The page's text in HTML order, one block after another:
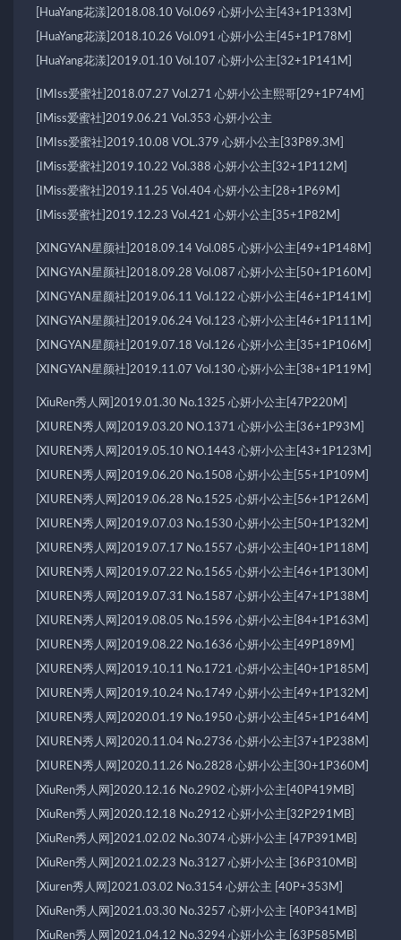
[HuaYang花漾]2018.08.10 Vol.069 心妍小公主[43+1P133M]
[HuaYang花漾]2018.10.26 Vol.091 心妍小公主[45+1P178M]
[HuaYang花漾]2019.01.10 Vol.107 心妍小公主[32+1P141M]
[IMIss爱蜜社]2018.07.27 Vol.271 心妍小公主熙哥[29+1P74M]
[IMiss爱蜜社]2019.06.21 Vol.353 心妍小公主
[IMIss爱蜜社]2019.10.08 VOL.379 心妍小公主[33P89.3M]
[IMiss爱蜜社]2019.10.22 Vol.388 心妍小公主[32+1P112M]
[IMiss爱蜜社]2019.11.25 Vol.404 心妍小公主[28+1P69M]
[IMiss爱蜜社]2019.12.23 Vol.421 心妍小公主[35+1P82M]
[XINGYAN星颜社]2018.09.14 Vol.085 心妍小公主[49+1P148M]
[XINGYAN星颜社]2018.09.28 Vol.087 心妍小公主[50+1P160M]
[XINGYAN星颜社]2019.06.11 Vol.122 心妍小公主[46+1P141M]
[XINGYAN星颜社]2019.06.24 Vol.123 心妍小公主[46+1P111M]
[XINGYAN星颜社]2019.07.18 Vol.126 心妍小公主[35+1P106M]
[XINGYAN星颜社]2019.11.07 Vol.130 心妍小公主[38+1P119M]
[XiuRen秀人网]2019.01.30 No.1325 心妍小公主[47P220M]
[XIUREN秀人网]2019.03.20 NO.1371 心妍小公主[36+1P93M]
[XIUREN秀人网]2019.05.10 NO.1443 心妍小公主[43+1P123M]
[XIUREN秀人网]2019.06.20 No.1508 心妍小公主[55+1P109M]
[XIUREN秀人网]2019.06.28 No.1525 心妍小公主[56+1P126M]
[XIUREN秀人网]2019.07.03 No.1530 心妍小公主[50+1P132M]
[XIUREN秀人网]2019.07.17 No.1557 心妍小公主[40+1P118M]
[XIUREN秀人网]2019.07.22 No.1565 心妍小公主[46+1P130M]
[XIUREN秀人网]2019.07.31 No.1587 心妍小公主[47+1P138M]
[XIUREN秀人网]2019.08.05 No.1596 心妍小公主[84+1P163M]
[XIUREN秀人网]2019.08.22 No.1636 心妍小公主[49P189M]
[XIUREN秀人网]2019.10.11 No.1721 心妍小公主[40+1P185M]
[XIUREN秀人网]2019.10.24 No.1749 心妍小公主[49+1P132M]
[XIUREN秀人网]2020.01.19 No.1950 心妍小公主[45+1P164M]
[XIUREN秀人网]2020.11.04 No.2736 心妍小公主[37+1P238M]
[XIUREN秀人网]2020.11.26 No.2828 心妍小公主[30+1P360M]
[XiuRen秀人网]2020.12.16 No.2902 心妍小公主[40P419MB]
[XiuRen秀人网]2020.12.18 No.2912 心妍小公主[32P291MB]
[XiuRen秀人网]2021.02.02 No.3074 心妍小公主 [47P391MB]
[XiuRen秀人网]2021.02.23 No.3127 心妍小公主 [36P310MB]
[Xiuren秀人网]2021.03.02 No.3154 心妍公主 [40P+353M]
[XiuRen秀人网]2021.03.30 No.3257 心妍小公主 [40P341MB]
[XiuRen秀人网]2021.04.12 No.3294 心妍小公主 [63P585MB]